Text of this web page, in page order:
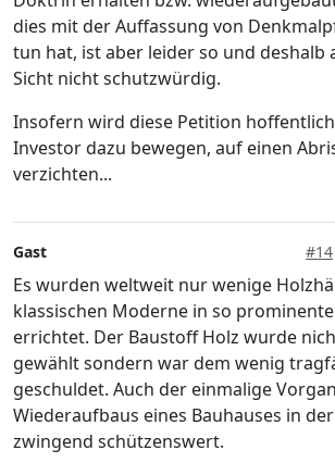
dies mit der Auffassung von
tun hat, ist aber leider so und deshalb
Sicht nicht schutzwürdig.
Insofern wird diese Petition
Investor dazu bewegen, auf einen
verzichten...
Gast #14
Es wurden weltweit nur wenige
klassischen Moderne in so
errichtet. Der Baustoff Holz wurde
gewählt sondern war dem wenig
geschuldet. Auch der einmalige
Wiederaufbaus eines Bauhauses in
zwingend schützenswert.